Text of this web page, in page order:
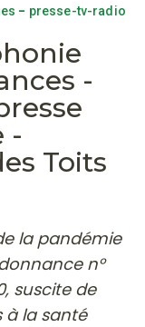
- presse-tv-radio
-
-
Toits
la pandémie
n°
suscite de
à la santé